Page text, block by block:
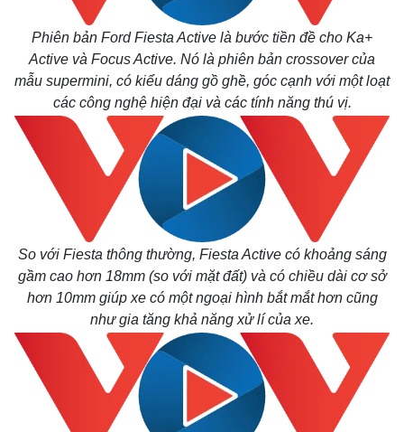
Phiên bản Ford Fiesta Active là bước tiền đề cho Ka+
Active và Focus Active. Nó là phiên bản crossover của
mẫu supermini, có kiểu dáng gồ ghề, góc cạnh với một loạt
các công nghệ hiện đại và các tính năng thú vị.
So với Fiesta thông thường, Fiesta Active có khoảng sáng
gầm cao hơn 18mm (so với mặt đất) và có chiều dài cơ sở
hơn 10mm giúp xe có một ngoại hình bắt mắt hơn cũng
như gia tăng khả năng xử lí của xe.